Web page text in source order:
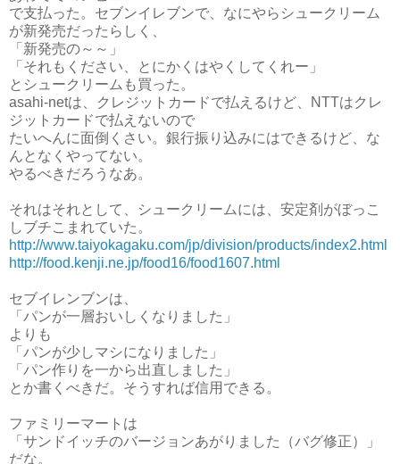
で支払った。セブンイレブンで、なにやらシュークリーム
が新発売だったらしく、
「新発売の～～」
「それもください、とにかくはやくしてくれー」
とシュークリームも買った。
asahi-netは、クレジットカードで払えるけど、NTTはクレ
ジットカードで払えないので
たいへんに面倒くさい。銀行振り込みにはできるけど、な
んとなくやってない。
やるべきだろうなあ。
それはそれとして、シュークリームには、安定剤がぼっこ
しブチこまれていた。
http://www.taiyokagaku.com/jp/division/products/index2.html
http://food.kenji.ne.jp/food16/food1607.html
セブイレンブンは、
「パンが一層おいしくなりました」
よりも
「パンが少しマシになりました」
「パン作りを一から出直しました」
とか書くべきだ。そうすれば信用できる。
ファミリーマートは
「サンドイッチのバージョンあがりました（バグ修正）」
だな。